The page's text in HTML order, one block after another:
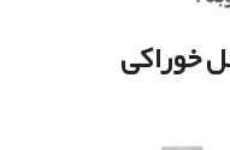
خوراکی